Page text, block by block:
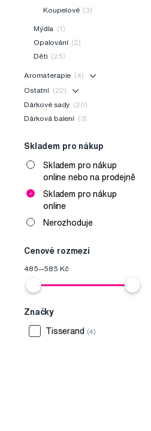
Koupelové (3)
Mýdla (1)
Opalování (2)
Děti (25)
Aromaterapie (4)
Ostatní (22)
Dárkové sady (20)
Dárková balení (3)
Skladem pro nákup
Skladem pro nákup
online nebo na prodejně
Skladem pro nákup
online
Nerozhoduje
Cenové rozmezí
485—585 Kč
Značky
Tisserand (4)